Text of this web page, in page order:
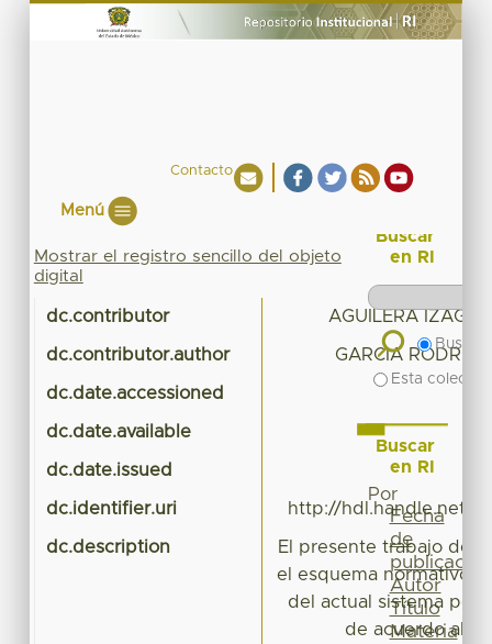
Contacto
Menú
Mostrar el registro sencillo del objeto
digital
dc.contributor AGUILERA
dc.contributor.author GARCIA
dc.date.accessioned
dc.date.available
dc.date.issued
dc.identifier.uri http://hdl.handle.net/
dc.description
El presente trabajo de
el esquema normativo
del actual sistema
de acuerdo al
Buscar
en RI
Buscar
Esta
Buscar
en RI
Por
Fecha
de
publicación
Autor
Título
Materia